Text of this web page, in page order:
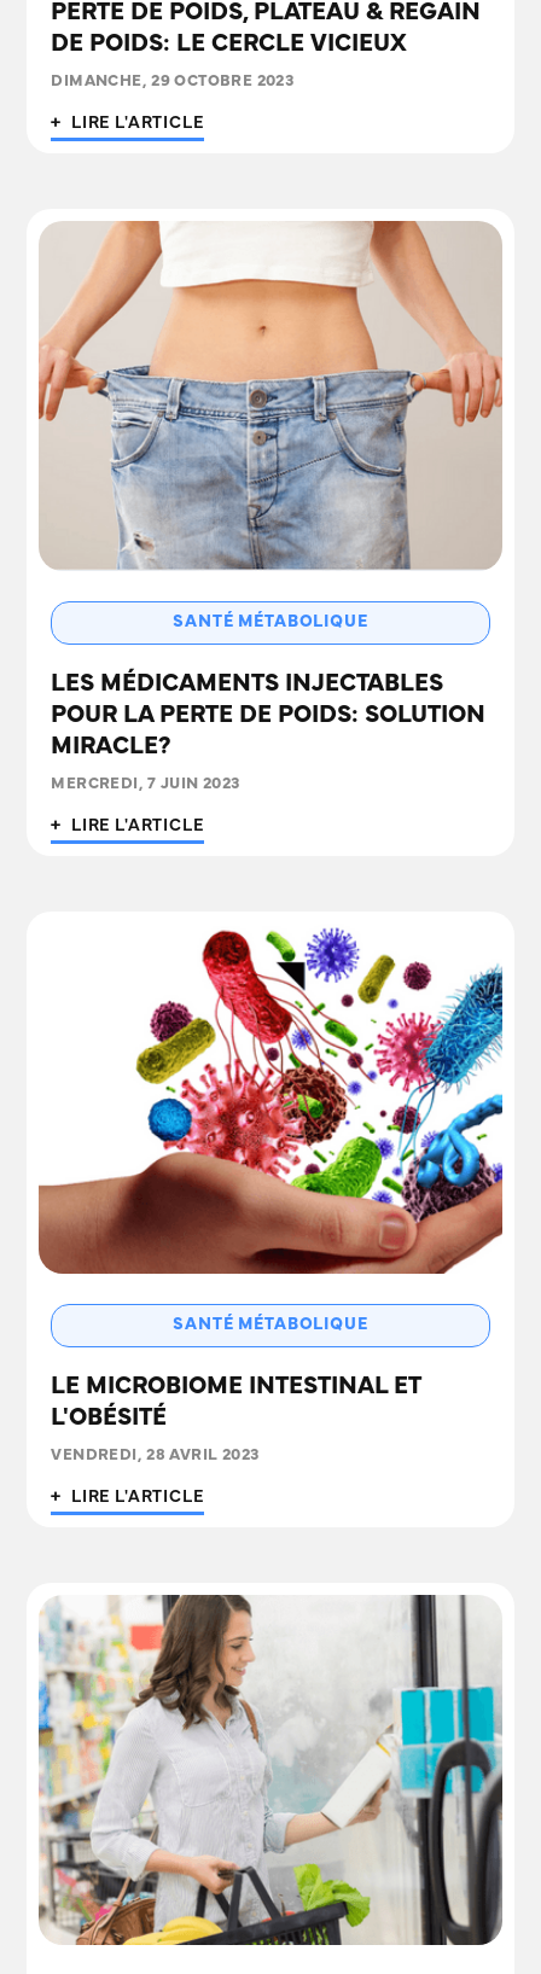
PERTE DE POIDS, PLATEAU & REGAIN
DE POIDS: LE CERCLE VICIEUX
DIMANCHE, 29 OCTOBRE 2023
+ LIRE L'ARTICLE
SANTÉ MÉTABOLIQUE
LES MÉDICAMENTS INJECTABLES
POUR LA PERTE DE POIDS: SOLUTION
MIRACLE?
MERCREDI, 7 JUIN 2023
+ LIRE L'ARTICLE
SANTÉ MÉTABOLIQUE
LE MICROBIOME INTESTINAL ET
L'OBÉSITÉ
VENDREDI, 28 AVRIL 2023
+ LIRE L'ARTICLE